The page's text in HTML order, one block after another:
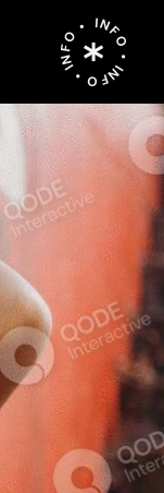
INFO • INFO • INFO •